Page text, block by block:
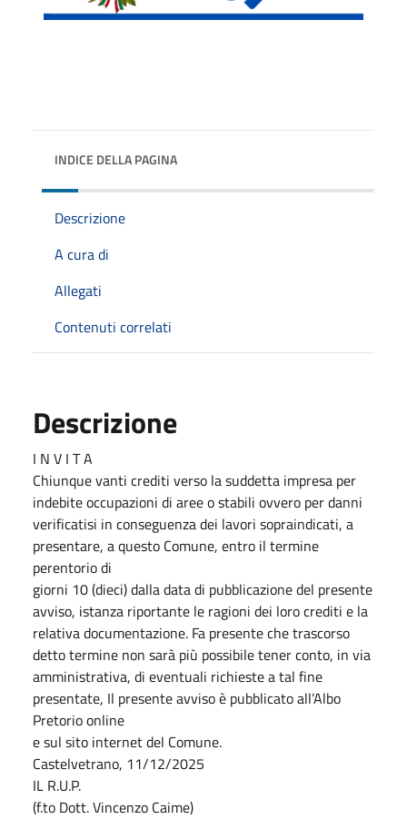
INDICE DELLA PAGINA
Descrizione
A cura di
Allegati
Contenuti correlati
Descrizione
I N V I T A
Chiunque vanti crediti verso la suddetta impresa per
indebite occupazioni di aree o stabili ovvero per danni
verificatisi in conseguenza dei lavori sopraindicati, a
presentare, a questo Comune, entro il termine
perentorio di
giorni 10 (dieci) dalla data di pubblicazione del presente
avviso, istanza riportante le ragioni dei loro crediti e la
relativa documentazione. Fa presente che trascorso
detto termine non sarà più possibile tener conto, in via
amministrativa, di eventuali richieste a tal fine
presentate, Il presente avviso è pubblicato all’Albo
Pretorio online
e sul sito internet del Comune.
Castelvetrano, 11/12/2025
IL R.U.P.
(f.to Dott. Vincenzo Caime)